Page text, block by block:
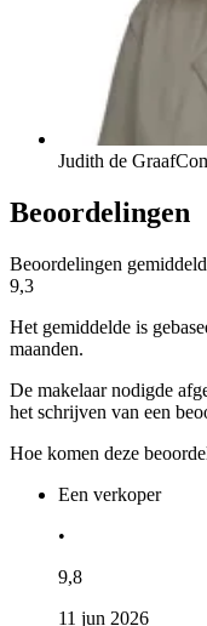
Judith de Graaf
Beoordelingen
Beoordelingen
9,3
Het gemiddelde is
maanden.
De makelaar nodigde
het schrijven van een
Hoe komen deze
Een verkoper
•
9,8
11 jun 2026